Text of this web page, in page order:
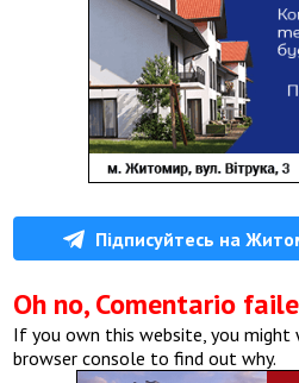
Підписуйтесь на
Oh no, Comentario
If you own this website, you
browser console to find out why.